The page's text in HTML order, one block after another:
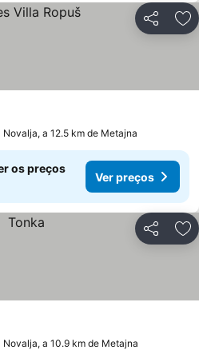
Partilhar
Novalja, a 12.5 km de Metajna
os preços
Ver preços
Partilhar
Novalja, a 10.9 km de Metajna